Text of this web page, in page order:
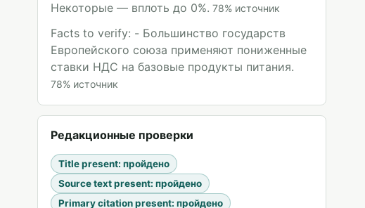
Некоторые — вплоть до 0%. 78% источник
Facts to verify: - Большинство государств
Европейского союза применяют пониженные
ставки НДС на базовые продукты питания.
78% источник
Редакционные проверки
Title present: пройдено
Source text present: пройдено
Primary citation present: пройдено